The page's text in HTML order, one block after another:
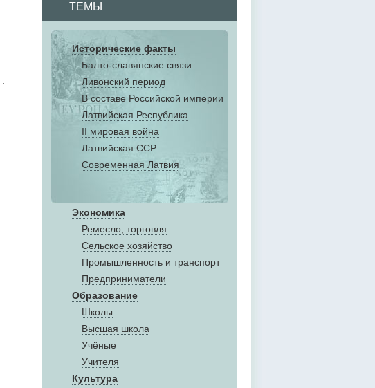
ТЕМЫ
Исторические факты
Балто-славянские связи
Ливонский период
В составе Российской империи
Латвийская Республика
II мировая война
Латвийская ССР
Современная Латвия
Экономика
Ремесло, торговля
Сельское хозяйство
Промышленность и транспорт
Предприниматели
Образование
Школы
Высшая школа
Учёные
Учителя
Культура